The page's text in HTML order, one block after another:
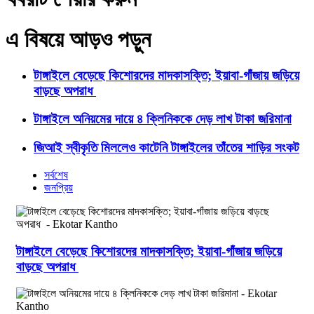
এ বিষয়ে আড়ও পড়ুন
টাঙ্গাইলে বেড়েছে কিশোরদের মাদকাসক্তি; ইয়াবা-গাঁজায় জড়িয়ে
বাড়ছে অপরাধ
টাঙ্গাইলে অনিয়মের দায়ে ৪ ক্লিনিককে দেড় লাখ টাকা জরিমানা
জিআই স্বীকৃতি মিললেও কাটেনি টাঙ্গাইলের তাঁতের শাড়ির সংকট
সর্বশেষ
জনপ্রিয়
টাঙ্গাইলে বেড়েছে কিশোরদের মাদকাসক্তি; ইয়াবা-গাঁজায় জড়িয়ে
বাড়ছে অপরাধ